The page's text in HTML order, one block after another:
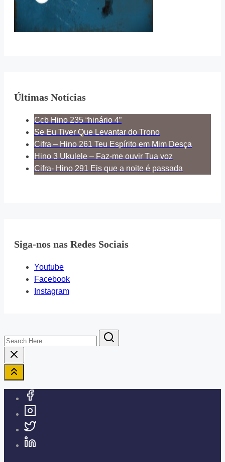
Últimas Notícias
Ccb Hino 235 “hinário 4”
Se Eu Tiver Que Levantar do Trono
Cifra – Hino 261 Teu Espírito em Mim Desça
Hino 3 Ukulele – Faz-me ouvir Tua voz
Cifra- Hino 291 Eis que a noite é passada
Siga-nos nas Redes Sociais
Youtube
Facebook
Instagram
Search
Here...